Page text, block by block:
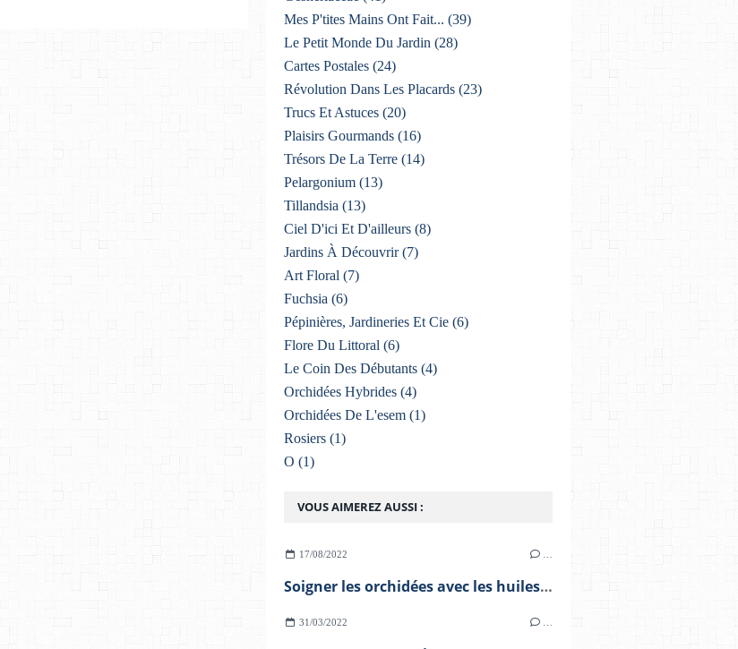
VOUS AIMEREZ AUSSI :
17/08/2022
Soigner les orchidées avec les huiles essentielles
31/03/2022
Mes P'tites Mains Ont Fait... (39)
Le Petit Monde Du Jardin (28)
Cartes Postales (24)
Révolution Dans Les Placards (23)
Trucs Et Astuces (20)
Plaisirs Gourmands (16)
Trésors De La Terre (14)
Pelargonium (13)
Tillandsia (13)
Ciel D'ici Et D'ailleurs (8)
Jardins À Découvrir(7)
Art Floral (7)
Fuchsia (6)
Pépinières, Jardineries Et Cie (6)
Flore Du Littoral (6)
Le Coin Des Débutants (4)
Orchidées Hybrides (4)
Orchidées De L'esem (1)
Rosiers (1)
O (1)